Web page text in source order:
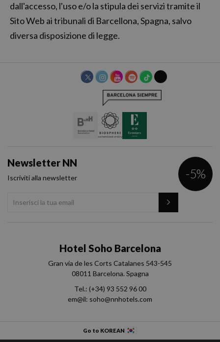
dall'accesso, l'uso e/o la stipula dei servizi tramite il
Sito Web ai tribunali di Barcellona, Spagna, salvo
diversa disposizione di legge.
Hotel Soho Barcelona
Gran via de les Corts Catalanes 543-545
08011 Barcelona. Spagna
Tel.: (+34) 93 552 96 00
em@il: soho@nnhotels.com
Newsletter NN
Iscriviti alla newsletter -5%
Go to KOREAN